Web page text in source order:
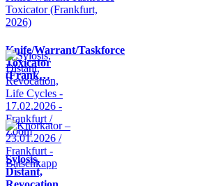
Knife/Warrant/Taskforce
Toxicator
(Frank…
Sylosis,
Distant,